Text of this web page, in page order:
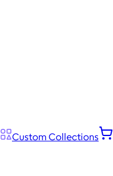
Custom Collections